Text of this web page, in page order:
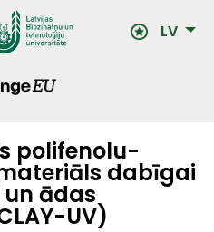
LV
polifenolu-
dabīgai
ādas
UV)